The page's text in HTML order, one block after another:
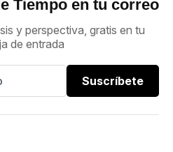
Tiempo en tu correo
y perspectiva, gratis en tu
de entrada
Suscríbete